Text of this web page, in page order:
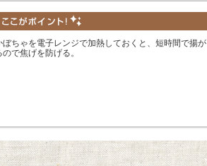
ぼちゃを電子レンジで加熱しておくと、短時間で揚が
ので焦げを防げる。